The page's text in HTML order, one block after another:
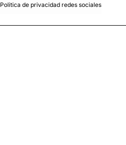
Politica de privacidad redes sociales